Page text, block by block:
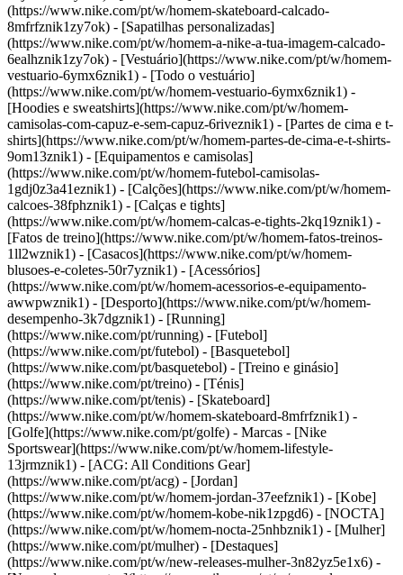
(https://www.nike.com/pt/w/homem-skateboard-calcado-
8mfrfznik1zy7ok) - [Sapatilhas personalizadas]
(https://www.nike.com/pt/w/homem-a-nike-a-tua-imagem-calcado-
6ealhznik1zy7ok) - [Vestuário](https://www.nike.com/pt/w/homem-
vestuario-6ymx6znik1) - [Todo o vestuário]
(https://www.nike.com/pt/w/homem-vestuario-6ymx6znik1) -
[Hoodies e sweatshirts](https://www.nike.com/pt/w/homem-
camisolas-com-capuz-e-sem-capuz-6riveznik1) - [Partes de cima e t-
shirts](https://www.nike.com/pt/w/homem-partes-de-cima-e-t-shirts-
9om13znik1) - [Equipamentos e camisolas]
(https://www.nike.com/pt/w/homem-futebol-camisolas-
1gdj0z3a41eznik1) - [Calções](https://www.nike.com/pt/w/homem-
calcoes-38fphznik1) - [Calças e tights]
(https://www.nike.com/pt/w/homem-calcas-e-tights-2kq19znik1) -
[Fatos de treino](https://www.nike.com/pt/w/homem-fatos-treinos-
1ll2wznik1) - [Casacos](https://www.nike.com/pt/w/homem-
blusoes-e-coletes-50r7yznik1) - [Acessórios]
(https://www.nike.com/pt/w/homem-acessorios-e-equipamento-
awwpwznik1) - [Desporto](https://www.nike.com/pt/w/homem-
desempenho-3k7dgznik1) - [Running]
(https://www.nike.com/pt/running) - [Futebol]
(https://www.nike.com/pt/futebol) - [Basquetebol]
(https://www.nike.com/pt/basquetebol) - [Treino e ginásio]
(https://www.nike.com/pt/treino) - [Ténis]
(https://www.nike.com/pt/tenis) - [Skateboard]
(https://www.nike.com/pt/w/homem-skateboard-8mfrfznik1) -
[Golfe](https://www.nike.com/pt/golfe) - Marcas - [Nike
Sportswear](https://www.nike.com/pt/w/homem-lifestyle-
13jrmznik1) - [ACG: All Conditions Gear]
(https://www.nike.com/pt/acg) - [Jordan]
(https://www.nike.com/pt/w/homem-jordan-37eefznik1) - [Kobe]
(https://www.nike.com/pt/w/homem-kobe-nik1zpgd6) - [NOCTA]
(https://www.nike.com/pt/w/homem-nocta-25nhbznik1) - [Mulher]
(https://www.nike.com/pt/mulher) - [Destaques]
(https://www.nike.com/pt/w/new-releases-mulher-3n82yz5e1x6) -